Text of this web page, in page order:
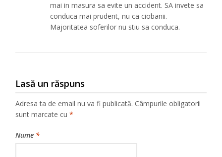
mai in masura sa evite un accident. SA invete sa
conduca mai prudent, nu ca ciobanii.
Majoritatea soferilor nu stiu sa conduca.
Lasă un răspuns
Adresa ta de email nu va fi publicată. Câmpurile obligatorii
sunt marcate cu*
Nume *